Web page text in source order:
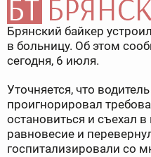
Брянский байкер
в больницу. Об этом
сегодня, 6 июля.
Уточняется, что
проигнорировал
остановиться и съехал в
равновесие и
госпитализировали со